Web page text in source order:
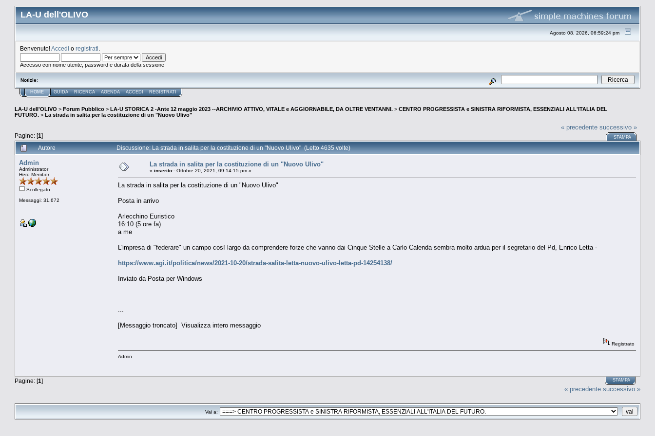
LA-U dell'OLIVO
Agosto 08, 2026, 06:59:24 pm
Benvenuto!Accedi o registrati
Accesso con nome utente, password e durata della sessione
Notizie:
HOME GUIDA RICERCA AGENDA ACCEDI REGISTRATI
LA-U dell'OLIVO > Forum Pubblico > LA-U STORICA 2 -Ante 12 maggio 2023 --ARCHIVIO ATTIVO, VITALE e AGGIORNABILE, DA OLTRE VENTANNI. > CENTRO PROGRESSISTA e SINISTRA RIFORMISTA, ESSENZIALI ALL'ITALIA DEL
FUTURO. > La strada in salita per la costituzione di un "Nuovo Ulivo"
Pagine: [1]
« precedente successivo »
STAMPA
Autore Discussione: La strada in salita per la costituzione di un "Nuovo Ulivo" (Letto 4635 volte)
Admin
Administrator
Hero Member
Scollegato
Messaggi: 31.672
La strada in salita per la costituzione di un "Nuovo Ulivo"
« inserito:: Ottobre 20, 2021, 09:14:15 pm »
La strada in salita per la costituzione di un "Nuovo Ulivo"
Posta in arrivo
Arlecchino Euristico
16:10 (5 ore fa)
a me
L'impresa di "federare" un campo così largo da comprendere forze che vanno dai Cinque Stelle a Carlo Calenda sembra molto ardua per il segretario del Pd, Enrico Letta -
https://www.agi.it/politica/news/2021-10-20/strada-salita-letta-nuovo-ulivo-letta-pd-14254138/
Inviato da Posta per Windows
[Messaggio troncato] Visualizza intero messaggio
Registrato
Admin
Pagine: [1] STAMPA
« precedente successivo »
Vai a: